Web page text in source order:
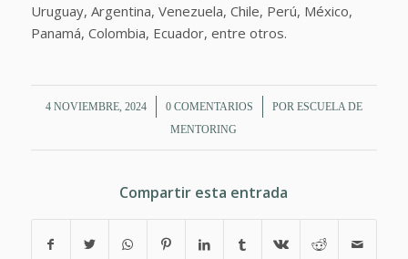
Uruguay, Argentina, Venezuela, Chile, Perú, México,
Panamá, Colombia, Ecuador, entre otros.
4 NOVIEMBRE, 2024
/ 0 COMENTARIOS
/ POR ESCUELA DE
MENTORING
Compartir esta entrada